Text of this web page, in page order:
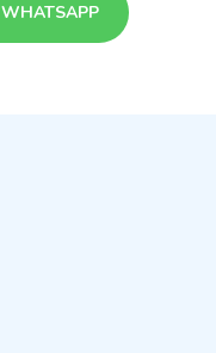
WHATSAPP